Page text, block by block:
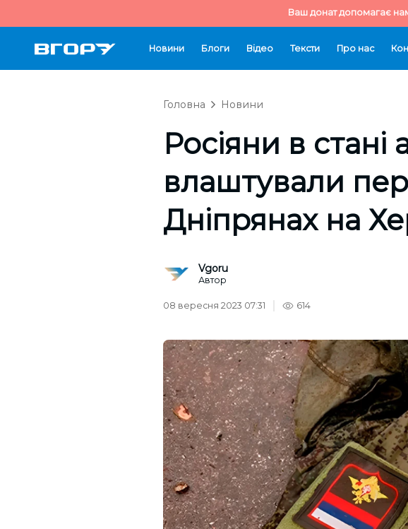
Ваш донат допомагає
Новини Блоги Відео Тексти Про нас
Головна Новини
Росіяни в стані
влаштували
Дніпрянах на
Vgoru
Автор
08 вересня 2023 07:31 614